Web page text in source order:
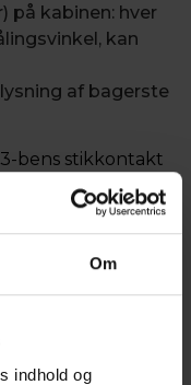
Om
indhold og
på kabinen: hver
kan
af bagerste
bens stikkontakt
let betjenes via
tænde og slukke